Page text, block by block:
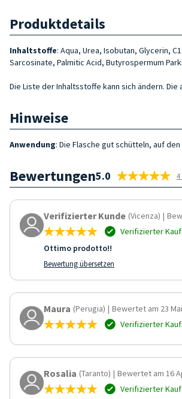
Produktdetails
Inhaltstoffe: Aqua, Urea, Isobutan, Glycerin,
Sarcosinate, Palmitic Acid, Butyrospermum
Die Liste der Inhaltsstoffe kann sich ändern.
Hinweise
Anwendung: Die Flasche gut schütteln, auf
Bewertungen5.0 4
Verifizierter Kunde (Vicenza) |
Verifizierter Kauf
Ottimo prodotto!!
Bewertung übersetzen
Maura (Perugia) | Bewertet am 23
Verifizierter Kauf
Rosalia (Taranto) | Bewertet am 16
Verifizierter Kauf